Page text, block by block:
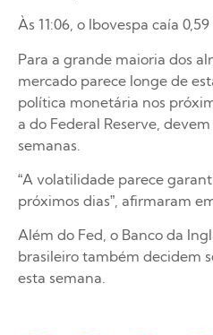
Às 11:06, o Ibovespa caía
Para a grande maioria dos
mercado parece longe de
política monetária nos
a do Federal Reserve,
semanas.
“A volatilidade parece
próximos dias”, afirmaram
Além do Fed, o Banco da
brasileiro também decidem
esta semana.